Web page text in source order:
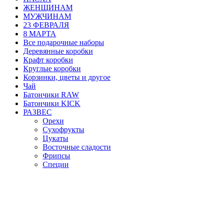
ЖЕНЩИНАМ
МУЖЧИНАМ
23 ФЕВРАЛЯ
8 МАРТА
Все подарочные наборы
Деревянные коробки
Крафт коробки
Круглые коробки
Корзинки, цветы и другое
Чай
Батончики RAW
Батончики KICK
РАЗВЕС
Орехи
Сухофрукты
Цукаты
Восточные сладости
Фрипсы
Специи